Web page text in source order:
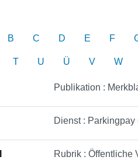
B C D E F
T U Ü V W
Publikation :
Dienst :
Rubrik : Öffentliche